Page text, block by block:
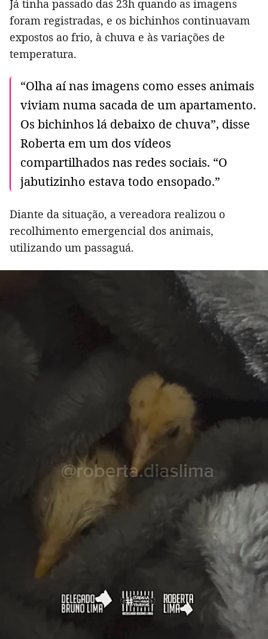
Já tinha passado das 23h quando as imagens
foram registradas, e os bichinhos continuavam
expostos ao frio, à chuva e às variações de
temperatura.
“Olha aí nas imagens como esses animais
viviam numa sacada de um apartamento.
Os bichinhos lá debaixo de chuva”, disse
Roberta em um dos vídeos
compartilhados nas redes sociais. “O
jabutizinho estava todo ensopado.”
Diante da situação, a vereadora realizou o
recolhimento emergencial dos animais,
utilizando um passaguá.